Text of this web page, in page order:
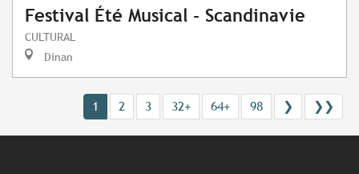
Festival Été Musical - Scandinavie
CULTURAL
Dinan
1 2 3 32+ 64+ 98 ❯ ❯❯